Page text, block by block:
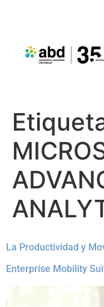
La Productividad y
Enterprise Mobility